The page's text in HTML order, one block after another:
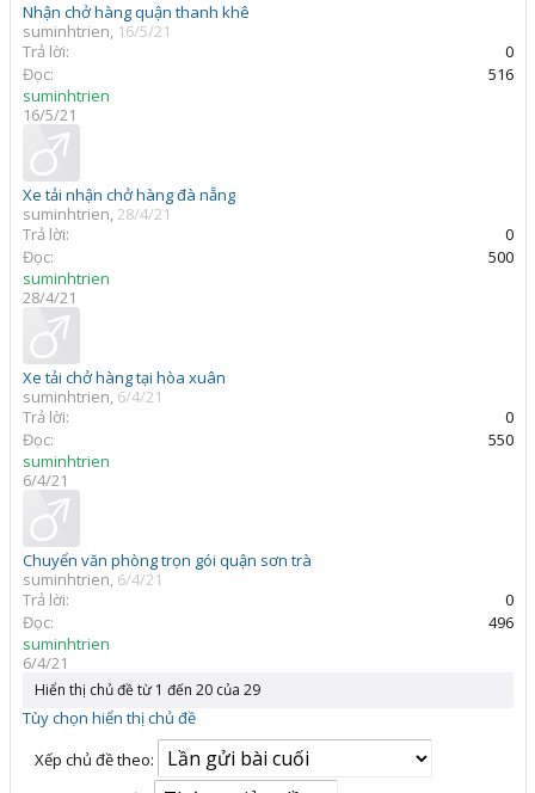
Nhận chở hàng quận thanh khê
suminhtrien, 16/5/21
Trả lời:
0
Đọc:
516
suminhtrien
16/5/21
Xe tải nhận chở hàng đà nẵng
suminhtrien,28/4/21
Trả lời:
0
Đọc:
500
suminhtrien
28/4/21
Xe tải chở hàng tại hòa xuân
suminhtrien, 6/4/21
Trả lời:
0
Đọc:
550
suminhtrien
6/4/21
Chuyển văn phòng trọn gói quận sơn trà
suminhtrien, 6/4/21
Trả lời:
0
Đọc:
496
suminhtrien
6/4/21
Hiển thị chủ đề từ 1 đến 20 của 29
Tùy chọn hiển thị chủ đề
Xếp chủ đề theo: